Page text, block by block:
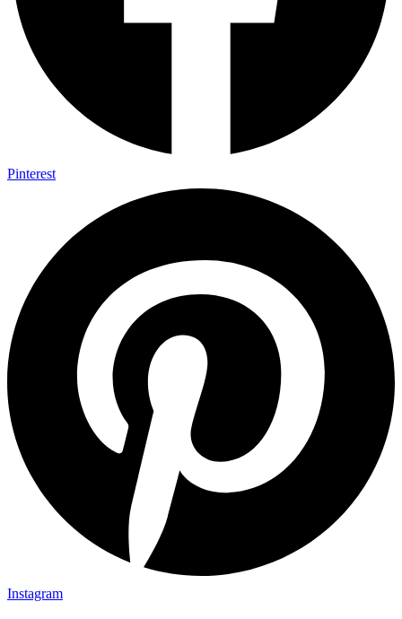
Pinterest
Instagram